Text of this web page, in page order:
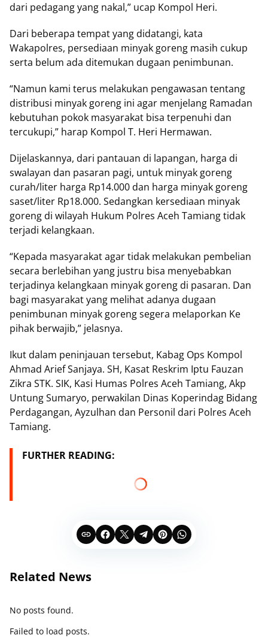
dari pedagang yang nakal,” ucap Kompol Heri.
Dari beberapa tempat yang didatangi, kata
Wakapolres, persediaan minyak goreng masih cukup
serta belum ada ditemukan dugaan penimbunan.
“Namun kami terus melakukan pengawasan tentang
distribusi minyak goreng ini agar menjelang Ramadan
kebutuhan pokok masyarakat bisa terpenuhi dan
tercukupi,” harap Kompol T. Heri Hermawan.
Dijelaskannya, dari pantauan di lapangan, harga di
swalayan dan pasaran pagi, untuk minyak goreng
curah/liter harga Rp14.000 dan harga minyak goreng
saset/liter Rp18.000. Sedangkan kersediaan minyak
goreng di wilayah Hukum Polres Aceh Tamiang tidak
terjadi kelangkaan.
“Kepada masyarakat agar tidak melakukan pembelian
secara berlebihan yang justru bisa menyebabkan
terjadinya kelangkaan minyak goreng di pasaran. Dan
bagi masyarakat yang melihat adanya dugaan
penimbunan minyak goreng segera melaporkan Ke
pihak berwajib,” jelasnya.
Ikut dalam peninjauan tersebut, Kabag Ops Kompol
Ahmad Arief Sanjaya. SH, Kasat Reskrim Iptu Fauzan
Zikra STK. SIK, Kasi Humas Polres Aceh Tamiang, Akp
Untung Sumaryo, perwakilan Dinas Koperindag Bidang
Perdagangan, Ayzulhan dan Personil dari Polres Aceh
Tamiang.
FURTHER READING:
Related News
No posts found.
Failed to load posts.